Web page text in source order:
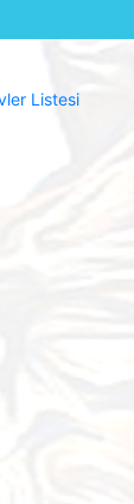
Listesi